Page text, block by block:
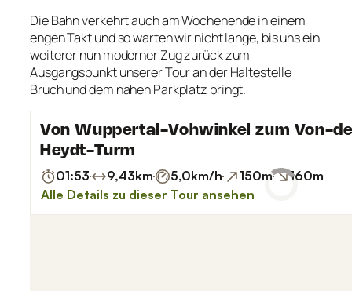
Die Bahn verkehrt auch am Wochenende in einem
engen Takt und so warten wir nicht lange, bis uns ein
weiterer nun moderner Zug zurück zum
Ausgangspunkt unserer Tour an der Haltestelle
Bruch und dem nahen Parkplatz bringt.